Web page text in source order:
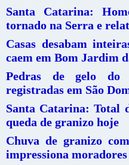
Santa Catarina:
tornado na Serra e
Casas desabam
caem em Bom Jardim
Pedras de gelo do
registradas em São
Santa Catarina: Total
queda de granizo hoje
Chuva de granizo
impressiona moradores